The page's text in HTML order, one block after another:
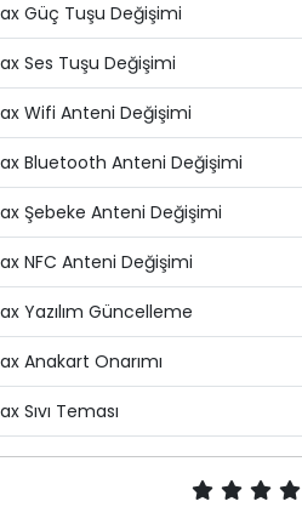
Güç Tuşu Değişimi
Ses Tuşu Değişimi
Wifi Anteni Değişimi
Bluetooth Anteni Değişimi
Şebeke Anteni Değişimi
NFC Anteni Değişimi
Yazılım Güncelleme
Anakart Onarımı
Sıvı Teması